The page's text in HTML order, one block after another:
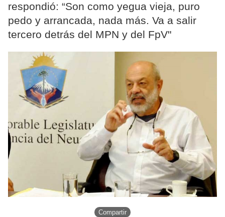
respondió: “Son como yegua vieja, puro
pedo y arrancada, nada más. Va a salir
tercero detrás del MPN y del FpV"
Compartir